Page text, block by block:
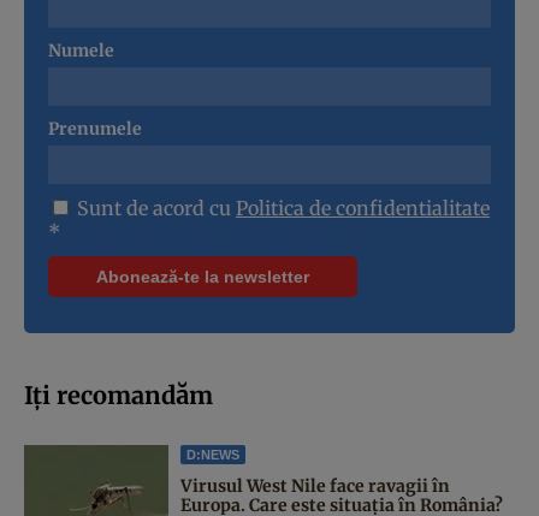
Numele
Prenumele
Sunt de acord cu Politica de confidentialitate
*
Iți recomandăm
D:NEWS
Virusul West Nile face ravagii în
Europa. Care este situația în România?